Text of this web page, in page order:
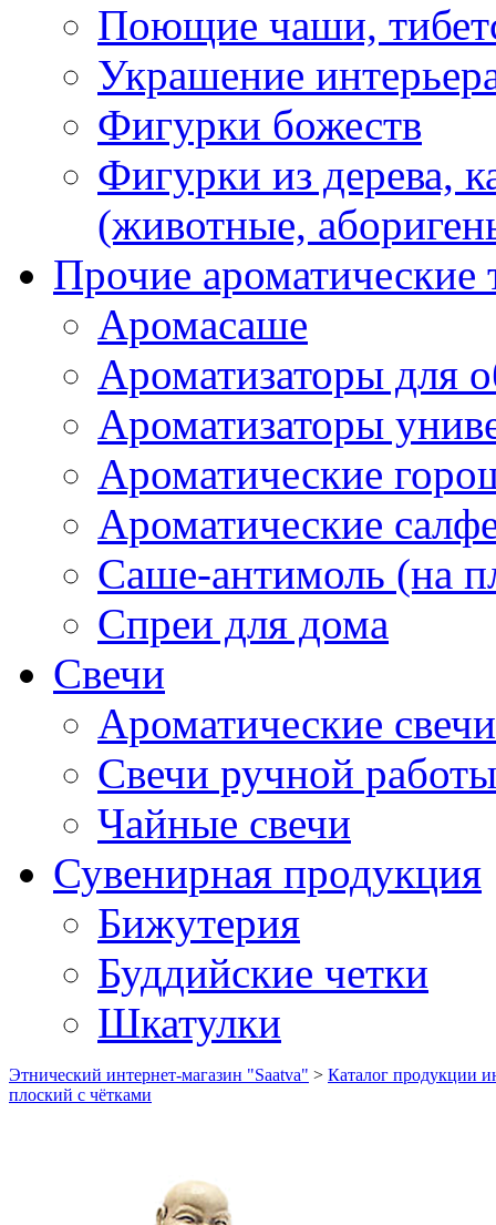
Поющие чаши,
Украшение
Фигурки божеств
Фигурки из дерева,
(животные,
Прочие ароматические
Аромасаше
Ароматизаторы для
Ароматизаторы
Ароматические
Ароматические
Саше-антимоль (на
Спреи для дома
Свечи
Ароматические свечи
Свечи ручной работы
Чайные свечи
Сувенирная продукция
Бижутерия
Буддийские четки
Шкатулки
Этнический интернет-магазин "Saatva" > Каталог продукции
плоский с чётками